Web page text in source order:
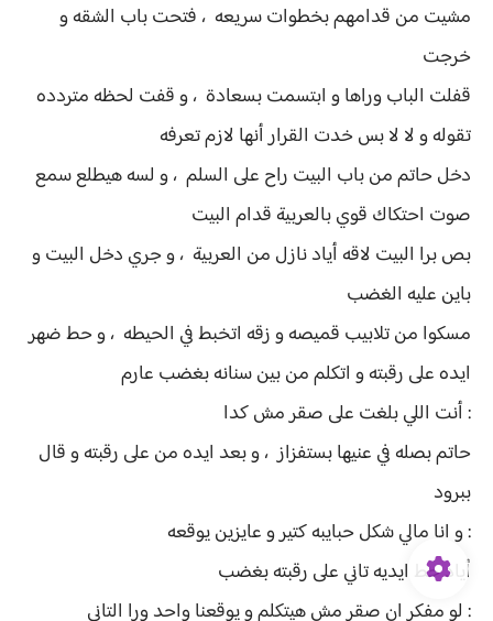
مشيت من قدامهم بخطوات سريعه ، فتحت باب الشقه و
خرجت
قفلت الباب وراها و ابتسمت بسعادة ، و قفت لحظه متردده
تقوله و لا لا بس خدت القرار أنها لازم تعرفه
دخل حاتم من باب البيت راح على السلم ، و لسه هيطلع سمع
صوت احتكاك قوي بالعربية قدام البيت
بص برا البيت لاقه أياد نازل من العربية ، و جري دخل البيت و
باين عليه الغضب
مسكوا من تلابيب قميصه و زقه اتخبط في الحيطه ، و حط ضهر
ايده على رقبته و اتكلم من بين سنانه بغضب عارم
: أنت اللي بلغت على صقر مش كدا
حاتم بصله في عنيها بستفزاز ، و بعد ايده من على رقبته و قال
ببرود
: و انا مالي شكل حبايبه كتير و عايزين يوقعه
أياد حط ايديه تاني على رقبته بغضب
: لو مفكر ان صقر مش هيتكلم و يوقعنا واحد ورا التاني